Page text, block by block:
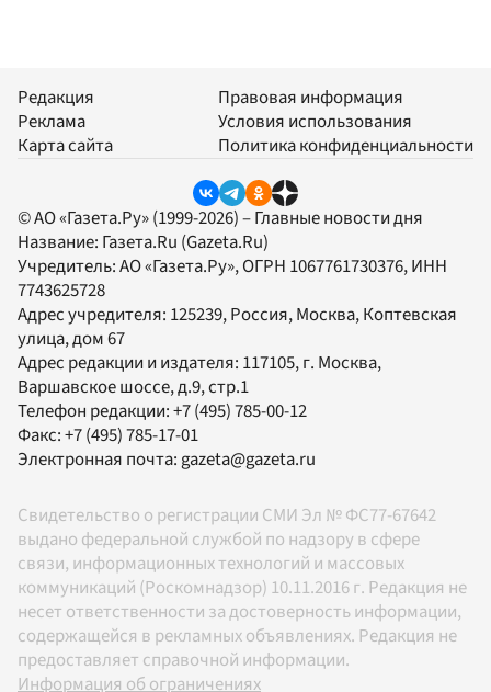
Редакция
Реклама
Карта сайта
Правовая информация
Условия использования
Политика конфиденциальности
© АО «Газета.Ру» (1999-2026) – Главные новости дня
Название: Газета.Ru (Gazeta.Ru)
Учредитель:АО «Газета.Ру», ОГРН 1067761730376, ИНН
7743625728
Адрес учредителя: 125239, Россия, Москва, Коптевская
улица, дом 67
Адрес редакции и издателя: 117105, г. Москва,
Варшавское шоссе, д.9, стр.1
Телефон редакции:+7 (495) 785-00-12
Факс:+7 (495) 785-17-01
Электронная почта:gazeta@gazeta.ru
Свидетельство о регистрации СМИ Эл № ФС77-67642
выдано федеральной службой по надзору в сфере
связи, информационных технологий и массовых
коммуникаций (Роскомнадзор) 10.11.2016 г. Редакция не
несет ответственности за достоверность информации,
содержащейся в рекламных объявлениях. Редакция не
предоставляет справочной информации.
Информация об ограничениях